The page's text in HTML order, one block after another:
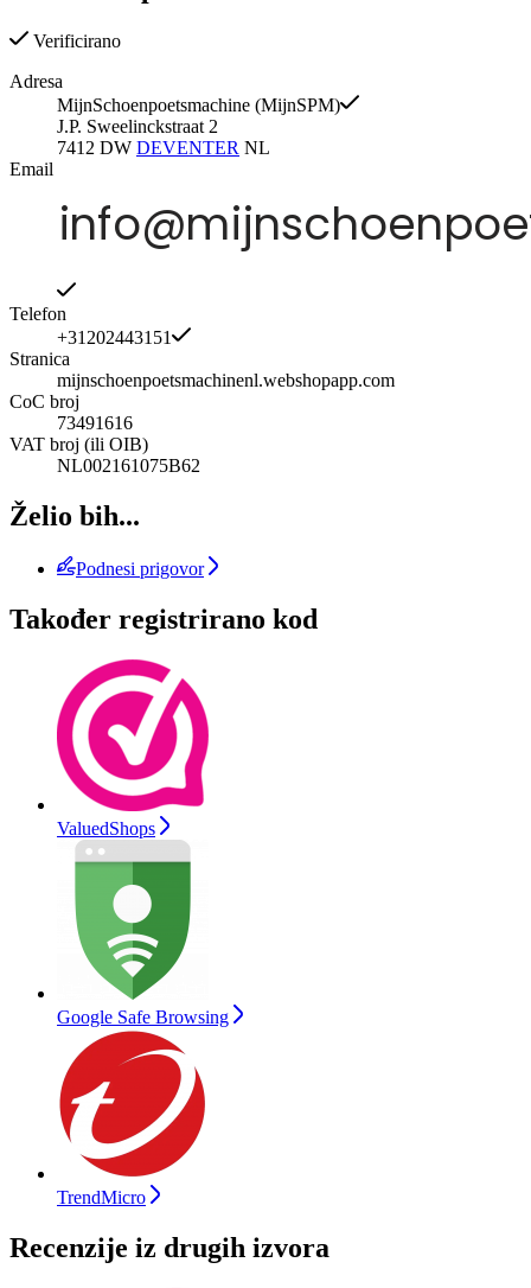
Verificirano
Adresa
MijnSchoenpoetsmachine (MijnSPM)
J.P. Sweelinckstraat 2
7412 DW DEVENTER NL
Email
Telefon
+31202443151
Stranica
mijnschoenpoetsmachinenl.webshopapp.com
CoC broj
73491616
VAT broj (ili OIB)
NL002161075B62
Želio bih...
Podnesi prigovor
Također registrirano kod
ValuedShops
Google Safe Browsing
TrendMicro
Recenzije iz drugih izvora